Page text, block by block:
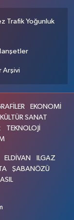
Trafik Yoğunluk
Arşivi
EKONOMİ
KÜLTÜR SANAT
TEKNOLOJİ
ELDİVAN
ILGAZ
ŞABANÖZÜ